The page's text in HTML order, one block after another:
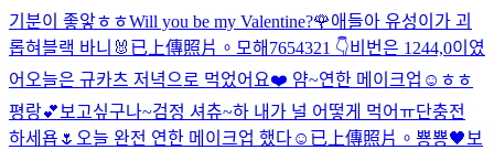
기분이 좋앟ㅎㅎWill you be my Valentine?🌹애들아 유성이가 괴
롭혀블랙 바니🐰 已上傳照片。 모해 7654321 👇비번은 1244,0이였
어 오늘은 규카츠 저녁으로 먹었어요❤️ 얌~연한 메이크업☺️ ㅎㅎ
평랑💕 보고싶구나~검정 셔츄~하 내가 널 어떻게 먹어ㅠ단충전
하세욥🌷 오늘 완전 연한 메이크업 했다☺️ 已上傳照片。 뿅뿅🖤 보